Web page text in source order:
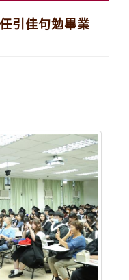
引佳句勉畢業